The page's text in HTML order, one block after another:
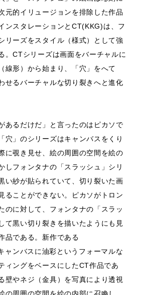
元的イリュージョンを排除した作品
ンスタレーションとCT(KKG)は、フ
リーズをスタイル（様式）として強
。CTシリーズは画面をバーチャルに
線形）から始まり、「穴」をへて
せるバーチャルな切り裂きへと進化
あるだけだ」と言ったのはピカソで
穴」のシリーズはキャンバスをくり
に覗き見せ、絵の周囲の空間を絵の
しフォンタナの「スラッシュ」シリ
い紗が貼られていて、切り裂いた画
ることができない。ピカソがトロン
のに対して、フォンタナの「スラッ
て黒い切り裂きを描いたようにも見
品である。新作である
ャンバスに油彩というフォーマルな
ィングをベースにしたCT作品であ
壁やネジ（金具）を写真により透視
の周囲の空間を絵の内部に召喚し、